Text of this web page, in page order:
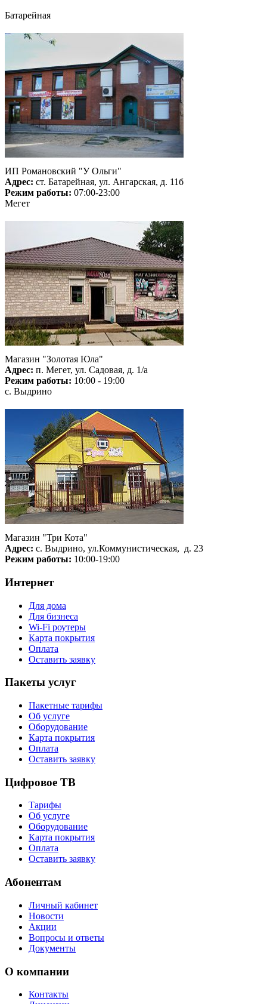
Батарейная
ИП Романовский "У Ольги"
Адрес: ст. Батарейная, ул. Ангарская, д. 11б
Режим работы: 07:00-23:00
Мегет
Магазин "Золотая Юла"
Адрес: п. Мегет, ул. Садовая, д. 1/а
Режим работы: 10:00 - 19:00
с. Выдрино
Магазин "Три Кота"
Адрес: с. Выдрино, ул.Коммунистическая, д. 23
Режим работы: 10:00-19:00
Интернет
Для дома
Для бизнеса
Wi-Fi роутеры
Карта покрытия
Оплата
Оставить заявку
Пакеты услуг
Пакетные тарифы
Об услуге
Оборудование
Карта покрытия
Оплата
Оставить заявку
Цифровое ТВ
Тарифы
Об услуге
Оборудование
Карта покрытия
Оплата
Оставить заявку
Абонентам
Личный кабинет
Новости
Акции
Вопросы и ответы
Документы
О компании
Контакты